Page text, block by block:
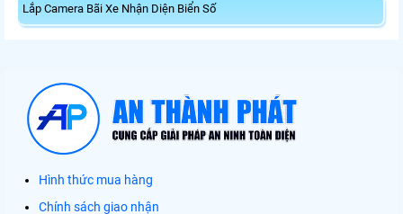
Lắp Camera Bãi Xe Nhận Diện Biển Số
Hình thức mua hàng
Chính sách giao nhận